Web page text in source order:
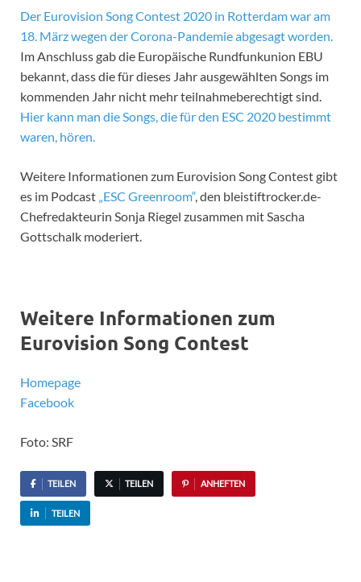
Der Eurovision Song Contest 2020 in Rotterdam war am
18. März wegen der Corona-Pandemie abgesagt worden.
Im Anschluss gab die Europäische Rundfunkunion EBU
bekannt, dass die für dieses Jahr ausgewählten Songs im
kommenden Jahr nicht mehr teilnahmeberechtigt sind.
Hier kann man die Songs, die für den ESC 2020 bestimmt
waren, hören.
Weitere Informationen zum Eurovision Song Contest gibt
es im Podcast „ESC Greenroom“, den bleistiftrocker.de-
Chefredakteurin Sonja Riegel zusammen mit Sascha
Gottschalk moderiert.
Weitere Informationen zum
Eurovision Song Contest
Homepage
Facebook
Foto: SRF
TEILEN TEILEN ANHEFTEN
TEILEN